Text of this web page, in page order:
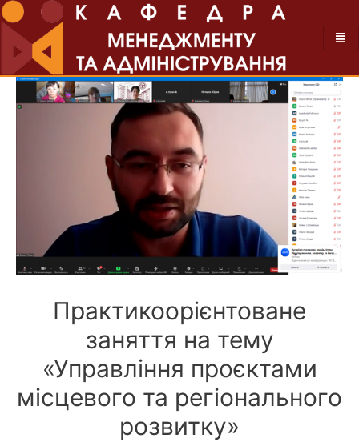
Практикоорієнтоване
заняття на тему
«Управління проєктами
місцевого та регіонального
розвитку»